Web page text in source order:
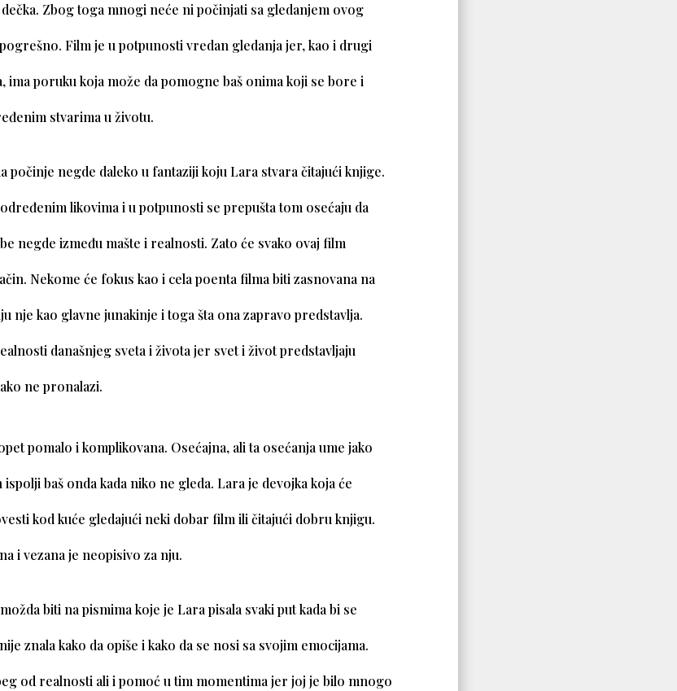
Zbog toga mnogi neće ni počinjati sa gledanjem ovog
Film je u potpunosti vredan gledanja jer, kao i drugi
ima poruku koja može da pomogne baš onima koji se bore i
stvarima u životu.
počinje negde daleko u fantaziji koju Lara stvara čitajući knjige.
likovima i u potpunosti se prepušta tom osećaju da
negde između mašte i realnosti. Zato će svako ovaj film
Nekome će fokus kao i cela poenta filma biti zasnovana na
nje kao glavne junakinje i toga šta ona zapravo predstavlja.
današnjeg sveta i života jer svet i život predstavljaju
ne pronalazi.
pomalo i komplikovana. Osećajna, ali ta osećanja ume jako
baš onda kada niko ne gleda. Lara je devojka koja će
kod kuće gledajući neki dobar film ili čitajući dobru knjigu.
i vezana je neopisivo za nju.
biti na pismima koje je Lara pisala svaki put kada bi se
znala kako da opiše i kako da se nosi sa svojim emocijama.
od realnosti ali i pomoć u tim momentima jer joj je bilo mnogo